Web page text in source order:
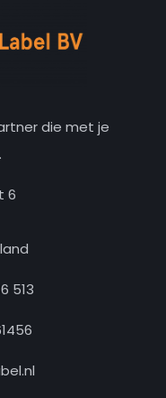
die met je
6
513